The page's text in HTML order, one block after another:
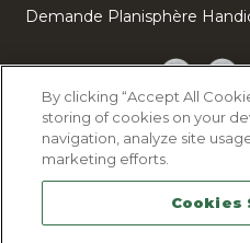
Demande Planisphère
Cookie
Legal
By clicking “Accept All
storing of cookies on your
navigation, analyze site
marketing efforts.
Cookies